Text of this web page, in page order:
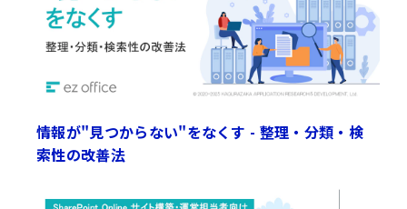
情報が"見つからない"をなくす - 整理・分類・検
索性の改善法